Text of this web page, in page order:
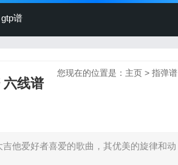
gtp谱
您现在的位置是： 主页 > 指弹谱
六线谱
他爱好者喜爱的歌曲，其优美的旋律和动